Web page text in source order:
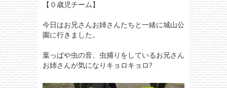
【０歳児チーム】
今日はお兄さんお姉さんたちと一緒に城山公
園に行きました。
葉っぱや虫の音、虫捕りをしているお兄さん
お姉さんが気になりキョロキョロ?